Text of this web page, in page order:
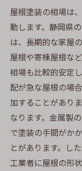
屋根塗装の相場は
動します。静岡県
は、長期的な家屋
屋根や寄棟屋根な
相場も比較的安定
配が急な屋根の場
加することがあり
なります。金属製
で塗装の手間がか
とがあります。し
工業者に屋根の形